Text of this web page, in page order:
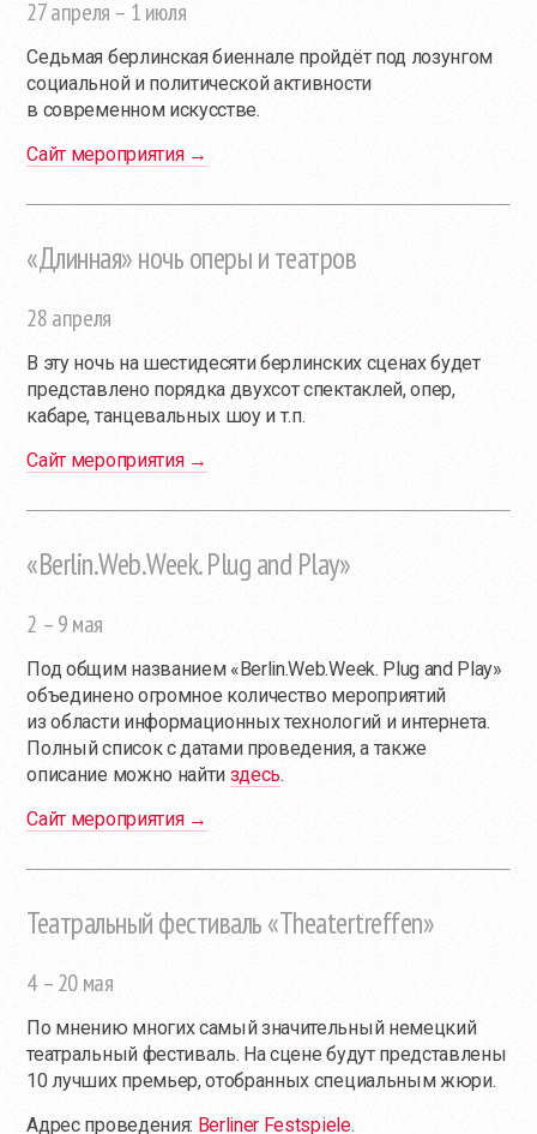
27 апреля – 1 июля
Седьмая берлинская биеннале пройдёт под лозунгом
социальной и политической активности
в современном искусстве.
Сайт мероприятия →
«Длинная» ночь оперы и театров
28 апреля
В эту ночь на шестидесяти берлинских сценах будет
представлено порядка двухсот спектаклей, опер,
кабаре, танцевальных шоу и т.п.
Сайт мероприятия →
«Berlin.Web.Week. Plug and Play»
2 – 9 мая
Под общим названием «Berlin.Web.Week. Plug and Play»
объединено огромное количество мероприятий
из области информационных технологий и интернета.
Полный список с датами проведения, а также
описание можно найти здесь.
Сайт мероприятия →
Театральный фестиваль «Theatertreffen»
4 – 20 мая
По мнению многих самый значительный немецкий
театральный фестиваль. На сцене будут представлены
10 лучших премьер, отобранных специальным жюри.
Адрес проведения: Berliner Festspiele.